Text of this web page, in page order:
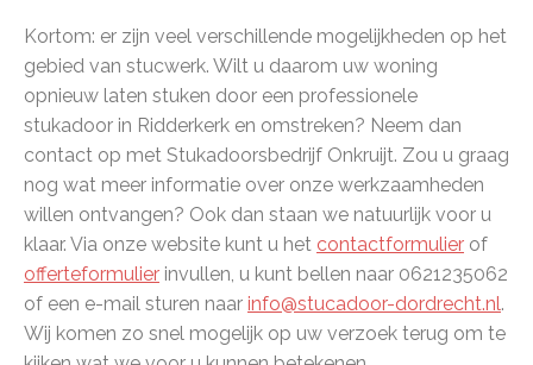
Kortom: er zijn veel verschillende mogelijkheden op het
gebied van stucwerk. Wilt u daarom uw woning
opnieuw laten stuken door een professionele
stukadoor in Ridderkerk en omstreken? Neem dan
contact op met Stukadoorsbedrijf Onkruijt. Zou u graag
nog wat meer informatie over onze werkzaamheden
willen ontvangen? Ook dan staan we natuurlijk voor u
klaar. Via onze website kunt u het contactformulier of
offerteformulier invullen, u kunt bellen naar 0621235062
of een e-mail sturen naar info@stucadoor-dordrecht.nl.
Wij komen zo snel mogelijk op uw verzoek terug om te